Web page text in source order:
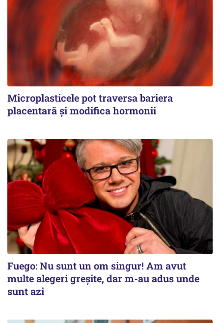
Microplasticele pot traversa bariera
placentară și modifica hormonii
Fuego: Nu sunt un om singur! Am avut
multe alegeri greșite, dar m-au adus unde
sunt azi